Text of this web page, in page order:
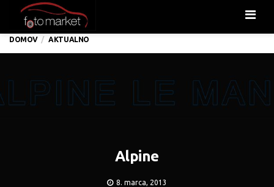
DOMOV AKTUALNO
Alpine
8. marca, 2013